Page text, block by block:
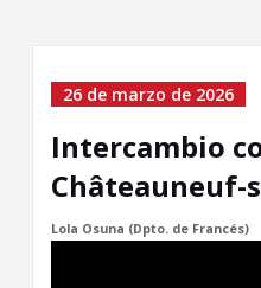
26 de marzo de 2026
Intercambio
Châteauneuf-
Lola Osuna (Dpto. de Francés)